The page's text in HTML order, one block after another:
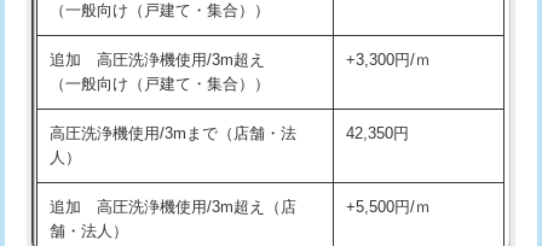
（一般向け（戸建て・集合））
追加 高圧洗浄機使用/3m超え
（一般向け（戸建て・集合））
+3,300円/ｍ
高圧洗浄機使用/3mまで（店舗・法
人）
42,350円
追加 高圧洗浄機使用/3m超え（店
舗・法人）
+5,500円/ｍ